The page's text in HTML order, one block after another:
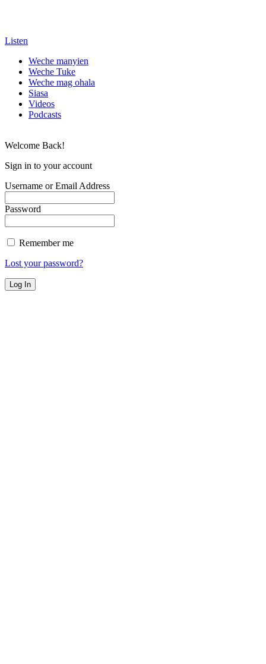
Listen
Weche manyien
Weche Tuke
Weche mag ohala
Siasa
Videos
Podcasts
Welcome Back!
Sign in to your account
Username or Email Address
Password
Remember me
Lost your password?